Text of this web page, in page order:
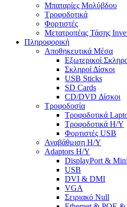
Μπαταρίες Μολύβδου
Τροφοδοτικά
Φορτιστές
Μετατροπέας Τάσης
Πληροφορική
Αποθηκευτικά Μέσα
Εξωτερικοί
Σκληροί Δίσκοι
USB Sticks
SD Cards
CD/DVD Δίσκοι
Τροφοδοσία
Τροφοδοτικά
Τροφοδοτικά Η/Υ
Φορτιστές USB
Αναβάθμιση Η/Υ
Adaptors Η/Υ
DisplayPort &
USB
DVI & DMI
VGA
Σειριακό Null